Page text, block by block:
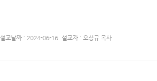
설교날짜 : 2024-06-16 설교자 : 오상규 목사